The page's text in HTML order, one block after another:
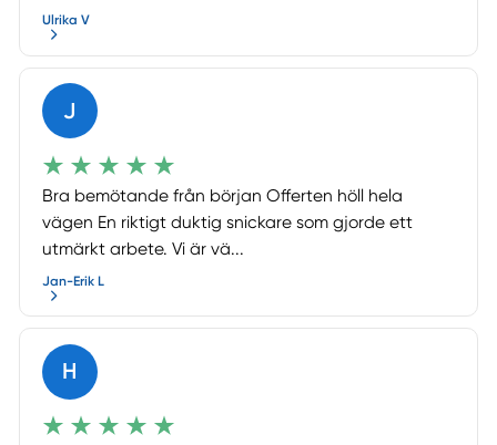
Ulrika V
J
Bra bemötande från början Offerten höll hela
vägen En riktigt duktig snickare som gjorde ett
utmärkt arbete. Vi är vä...
Jan-Erik L
H